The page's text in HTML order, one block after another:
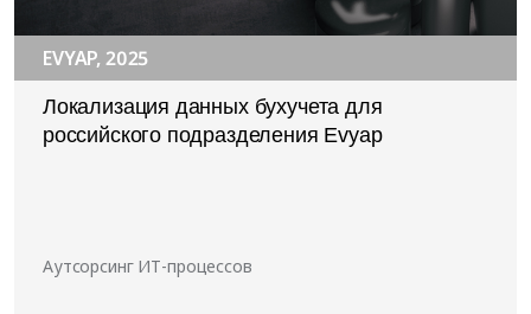
EVYAP, 2025
Локализация данных бухучета для
российского подразделения Evyap
Аутсорсинг ИТ-процессов